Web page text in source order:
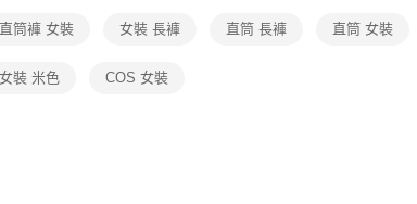
交易，需依
直筒褲 女裝 女裝 長褲 直筒 長褲 直筒 女裝
女裝 米色 COS 女裝